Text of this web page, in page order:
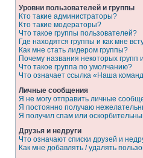
Уровни пользователей и группы
Кто такие администраторы?
Кто такие модераторы?
Что такое группы пользователей?
Где находятся группы и как мне
Как мне стать лидером группы?
Почему названия некоторых
Что такое группа по умолчанию?
Что означает ссылка «Наша
Личные сообщения
Я не могу отправить личные
Я постоянно получаю
Я получил спам или
Друзья и недруги
Что означают списки друзей и
Как мне добавлять / удалять